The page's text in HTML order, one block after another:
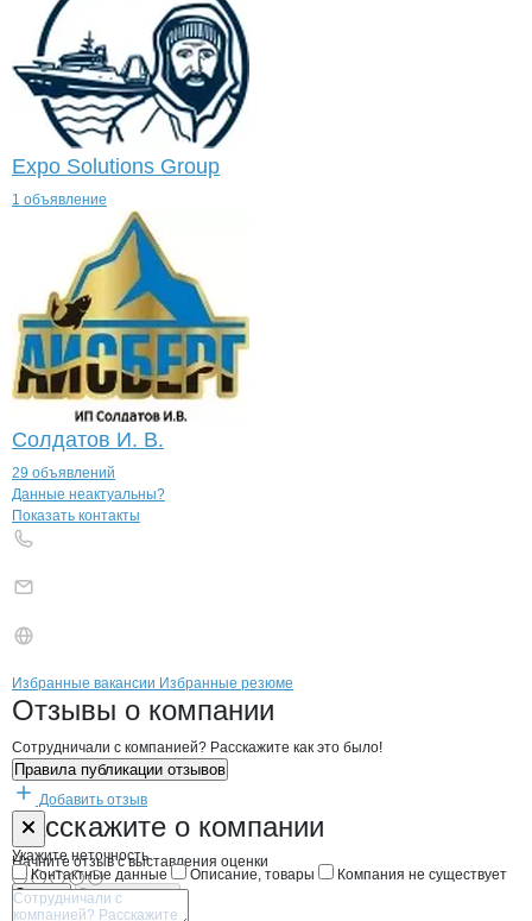
Expo Solutions Group
1 объявление
Солдатов И. В.
29 объявлений
Контактыкомпании
+7(800)000-00-..
Данные неактуальны?
Показать контакты
Брендыкомпани ПЛЕМЕННОЕ
Вакансии вПЛЕМЕННОЕ
Избранные вакансии Избранные резюме
Новости oПЛЕМЕННОЕ
Отзывы о компании
Сотрудничали с компанией? Расскажите как это было!
Правила публикации отзывов
Добавить отзыв
Расскажите о компании
Начните отзыв с выставления оценки
Форма обратной связи о неточностях
Укажите неточность
Контактные данные
Описание, товары Компания не существует
Отмена Опубликовать